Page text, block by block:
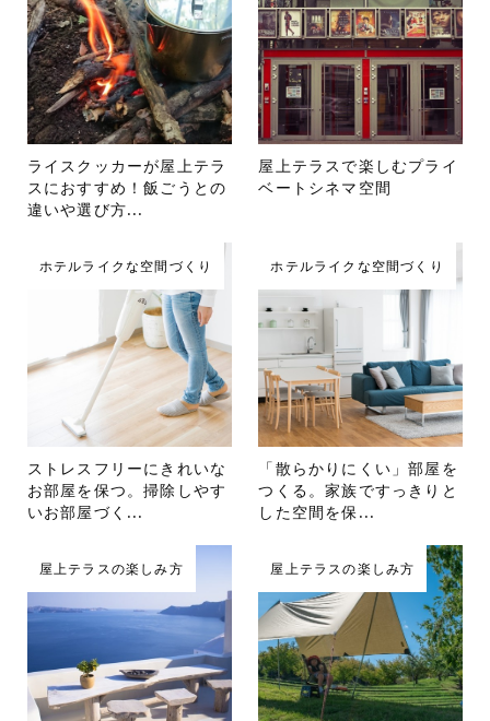
ライスクッカーが屋上テラ
スにおすすめ！飯ごうとの
違いや選び方...
屋上テラスで楽しむプライ
ベートシネマ空間
ホテルライクな空間づくり
ストレスフリーにきれいな
お部屋を保つ。掃除しやす
いお部屋づく...
ホテルライクな空間づくり
「散らかりにくい」部屋を
つくる。家族ですっきりと
した空間を保...
屋上テラスの楽しみ方 屋上テラスの楽しみ方